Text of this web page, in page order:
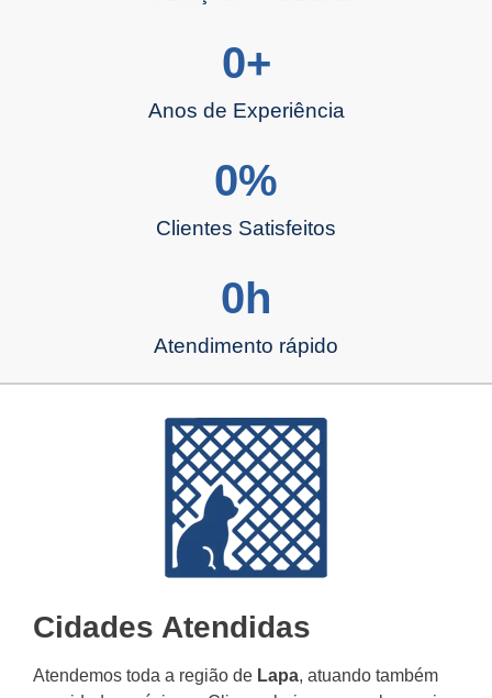
Anos de Experiência
0+
Clientes Satisfeitos
0%
Atendimento rápido
0h
Cidades Atendidas
Atendemos toda a região de Lapa, atuando também